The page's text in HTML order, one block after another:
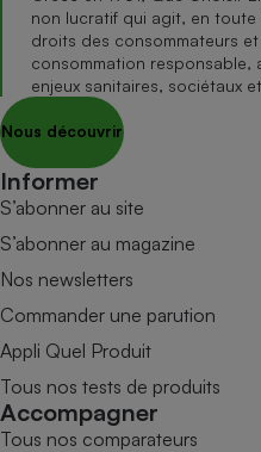
non lucratif qui agit, en
droits des consommateurs
consommation responsable,
enjeux sanitaires, sociétaux
Nous découvrir
Informer
S’abonner au site
S’abonner au magazine
Nos newsletters
Commander une parution
Appli Quel Produit
Tous nos tests de produits
Accompagner
Tous nos comparateurs